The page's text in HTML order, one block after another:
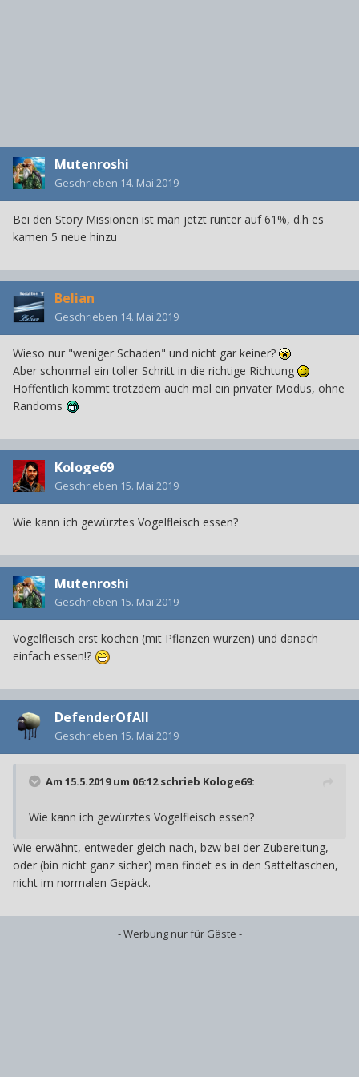
Mutenroshi
Geschrieben 14. Mai 2019
Bei den Story Missionen ist man jetzt runter auf 61%, d.h es
kamen 5 neue hinzu
Belian
Geschrieben 14. Mai 2019
Wieso nur "weniger Schaden" und nicht gar keiner?
Aber schonmal ein toller Schritt in die richtige Richtung
Hoffentlich kommt trotzdem auch mal ein privater Modus, ohne
Randoms
Kologe69
Geschrieben 15. Mai 2019
Wie kann ich gewürztes Vogelfleisch essen?
Mutenroshi
Geschrieben 15. Mai 2019
Vogelfleisch erst kochen (mit Pflanzen würzen) und danach
einfach essen!?
DefenderOfAll
Geschrieben 15. Mai 2019
Am 15.5.2019 um 06:12 schrieb Kologe69:
Wie kann ich gewürztes Vogelfleisch essen?
Wie erwähnt, entweder gleich nach, bzw bei der Zubereitung,
oder (bin nicht ganz sicher) man findet es in den Satteltaschen,
nicht im normalen Gepäck.
- Werbung nur für Gäste -